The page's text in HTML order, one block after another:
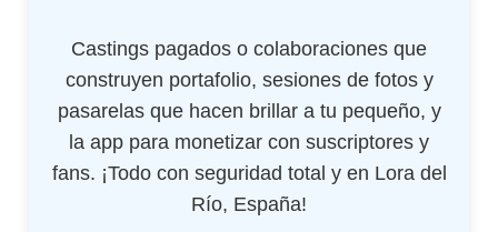
Castings pagados o colaboraciones que
construyen portafolio, sesiones de fotos y
pasarelas que hacen brillar a tu pequeño, y
la app para monetizar con suscriptores y
fans. ¡Todo con seguridad total y en Lora del
Río, España!